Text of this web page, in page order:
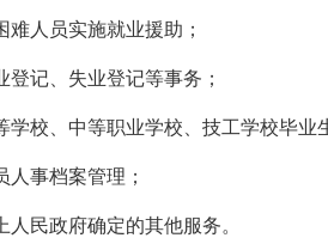
难人员实施就业援助；
登记、失业登记等事务；
学校、中等职业学校、技工学校毕业
人事档案管理；
人民政府确定的其他服务。